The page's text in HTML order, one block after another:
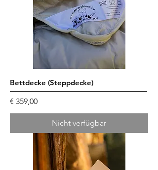
Bettdecke (Steppdecke)
Preis
€ 359,00
Nicht verfügbar